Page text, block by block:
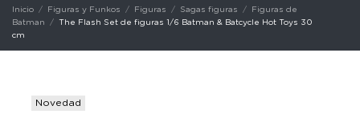
Inicio Figuras y Funkos Figuras Sagas figuras
Figuras de
Batman
The Flash Set de figuras 1/6 Batman & Batcycle Hot Toys 30
cm
Novedad